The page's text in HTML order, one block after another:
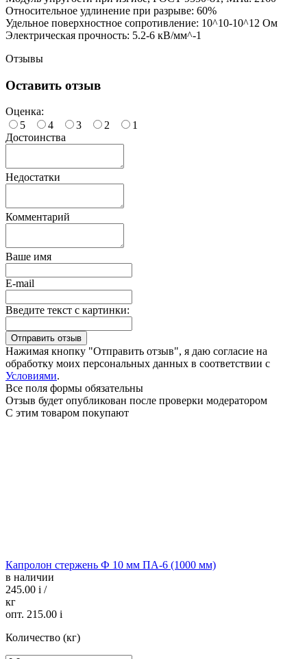
Относительное удлинение при разрыве: 60%
Удельное поверхностное сопротивление: 10^10-10^12 Ом
Электрическая прочность: 5.2-6 кВ/мм^-1
Отзывы
Оставить отзыв
Оценка:
5
4 3 2
1
Достоинства
Недостатки
Комментарий
Ваше имя
E-mail
Введите текст с картинки:
Нажимая кнопку "Отправить отзыв", я даю согласие на
обработку моих персональных данных в соответствии с
Условиями.
Все поля формы обязательны
Отзыв будет опубликован после проверки модератором
С этим товаром покупают
Капролон стержень Ф 10 мм ПА-6 (1000 мм)
в наличии
245.00 i /
кг
опт. 215.00 i
Количество (кг)